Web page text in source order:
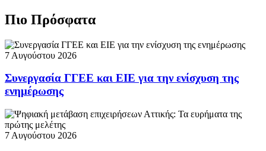
Πιο Πρόσφατα
7 Αυγούστου 2026
Συνεργασία ΓΓΕΕ και ΕΙΕ για την ενίσχυση της
ενημέρωσης
7 Αυγούστου 2026